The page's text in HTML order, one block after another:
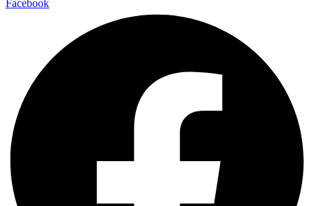
Facebook